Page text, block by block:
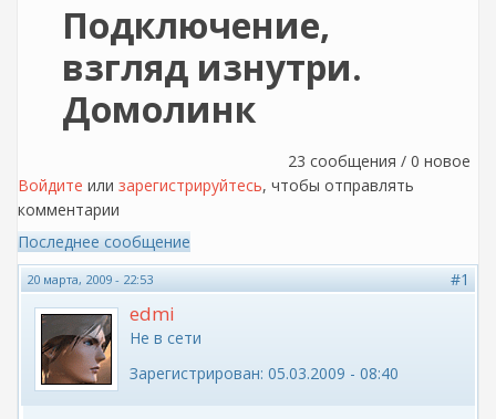
Подключение,
взгляд изнутри.
Домолинк
23 сообщения / 0 новое
Войдите или зарегистрируйтесь, чтобы отправлять
комментарии
Последнее сообщение
20 марта, 2009 - 22:53 #1
edmi
Не в сети
Зарегистрирован: 05.03.2009 - 08:40